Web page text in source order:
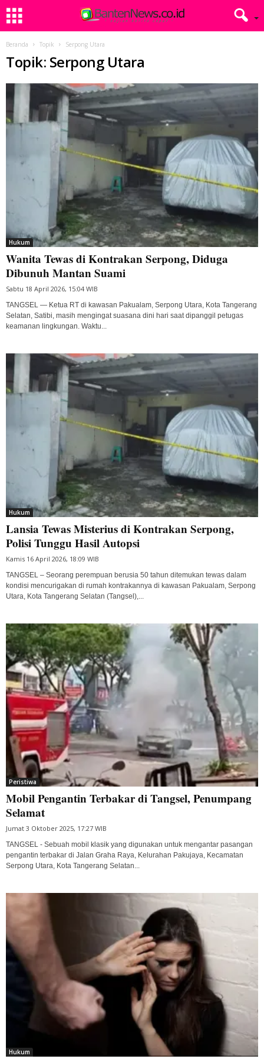
Beranda Topik Serpong Utara
Topik: Serpong Utara
Hukum
Wanita Tewas di Kontrakan Serpong, Diduga
Dibunuh Mantan Suami
Sabtu 18 April 2026, 15:04 WIB
TANGSEL — Ketua RT di kawasan Pakualam, Serpong Utara, Kota Tangerang
Selatan, Satibi, masih mengingat suasana dini hari saat dipanggil petugas
keamanan lingkungan. Waktu...
Hukum
Lansia Tewas Misterius di Kontrakan Serpong,
Polisi Tunggu Hasil Autopsi
Kamis 16 April 2026, 18:09 WIB
TANGSEL – Seorang perempuan berusia 50 tahun ditemukan tewas dalam
kondisi mencurigakan di rumah kontrakannya di kawasan Pakualam, Serpong
Utara, Kota Tangerang Selatan (Tangsel),...
Peristiwa
Mobil Pengantin Terbakar di Tangsel, Penumpang
Selamat
Jumat 3 Oktober 2025, 17:27 WIB
TANGSEL - Sebuah mobil klasik yang digunakan untuk mengantar pasangan
pengantin terbakar di Jalan Graha Raya, Kelurahan Pakujaya, Kecamatan
Serpong Utara, Kota Tangerang Selatan...
Hukum